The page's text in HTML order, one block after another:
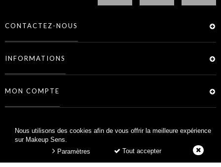
Nous utilisons des cookies afin de vous offrir la meilleure expérience
sur Makeup Sens.
Tout accepter
Paramètres
CONTACTEZ-NOUS
INFORMATIONS
MON COMPTE